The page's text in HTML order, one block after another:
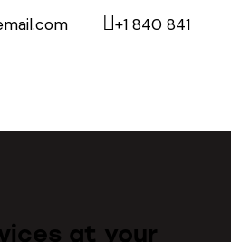
+1 840 841
at your